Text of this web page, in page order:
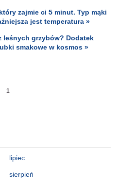
lipiec
sierpień
zajmie ci 5 minut. Typ mąki
jest temperatura »
leśnych grzybów? Dodatek
smakowe w kosmos »
1